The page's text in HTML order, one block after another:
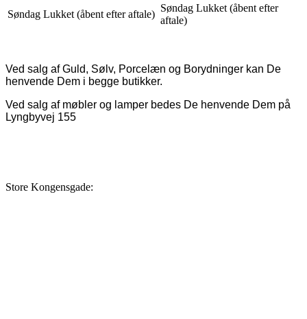
Søndag Lukket (åbent efter aftale)
Søndag Lukket (åbent efter
aftale)
Ved salg af Guld, Sølv, Porcelæn og Borydninger kan De
henvende Dem i begge butikker.
Ved salg af møbler og lamper bedes De henvende Dem på
Lyngbyvej 155
Store Kongensgade: